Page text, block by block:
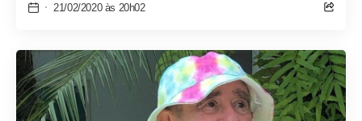
21/02/2020 às 20h02